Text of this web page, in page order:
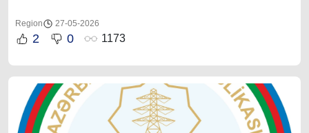
Region 27-05-2026
2 0 1173